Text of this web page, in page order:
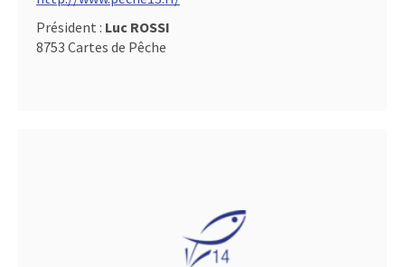
Président : Luc ROSSI
8753 Cartes de Pêche